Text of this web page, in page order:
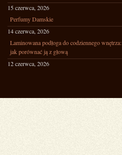
15 czerwca, 2026
Perfumy Damskie
14 czerwca, 2026
Laminowana podłoga do codziennego wnętrza:
jak porównać ją z głową
12 czerwca, 2026